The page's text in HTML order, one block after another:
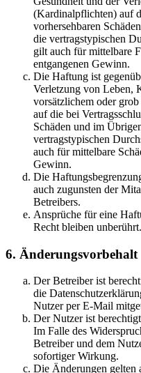
(Kardinalpflichten) auf
vorhersehbaren
die vertragstypischen
gilt auch für mittelbare
entgangenen Gewinn.
Die Haftung ist
Verletzung von Leben,
vorsätzlichem oder
auf die bei
Schäden und im
vertragstypischen
auch für mittelbare
Gewinn.
Die
auch zugunsten der
Betreibers.
Ansprüche für eine
Recht bleiben unberührt.
6. Änderungsvorbehalt
Der Betreiber ist
die
Nutzer per E-Mail
Der Nutzer ist
Im Falle des
Betreiber und dem
sofortiger Wirkung.
Die Änderungen gelten